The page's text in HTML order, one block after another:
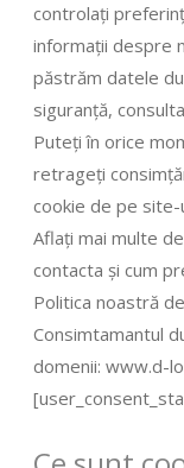
controlați
informații despre
păstrăm datele
siguranță,
Puteți în orice
retrageți
cookie de pe
Aflați mai multe
contacta și cum
Politica noastră
Consimtamantul
domenii: www.d-